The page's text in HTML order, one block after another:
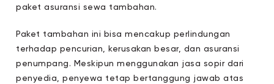
paket asuransi sewa tambahan.
Paket tambahan ini bisa mencakup perlindungan
terhadap pencurian, kerusakan besar, dan asuransi
penumpang. Meskipun menggunakan jasa sopir dari
penyedia, penyewa tetap bertanggung jawab atas